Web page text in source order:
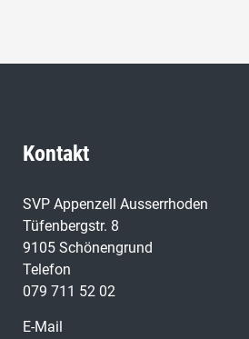
Kontakt
SVP Appenzell Ausserrhoden
Tüfenbergstr. 8
9105 Schönengrund
Telefon
079 711 52 02
E-Mail